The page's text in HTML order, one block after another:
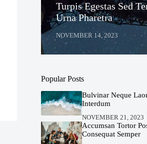
Turpis Egestas Sed
Urna Pharetra
NOVEMBER 14, 2023
Popular Posts
Bulvinar Neque
Interdum
NOVEMBER 21, 2023
Accumsan Tortor
Consequat Semper